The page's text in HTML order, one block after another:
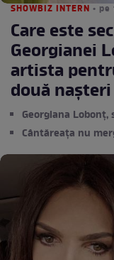
SHOWBIZ INTERN • pe
Care este
Georgianei
artista
două nașteri
Georgiana
Cântăreața nu